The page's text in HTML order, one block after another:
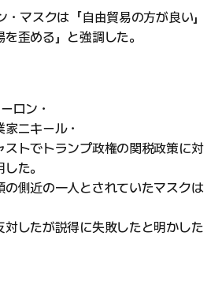
マスクは「自由貿易の方が良い」
歪める」と強調した。
ロン・
ニキール・
ストでトランプ政権の関税政策に対
た。
の側近の一人とされていたマスクは
対したが説得に失敗したと明かした